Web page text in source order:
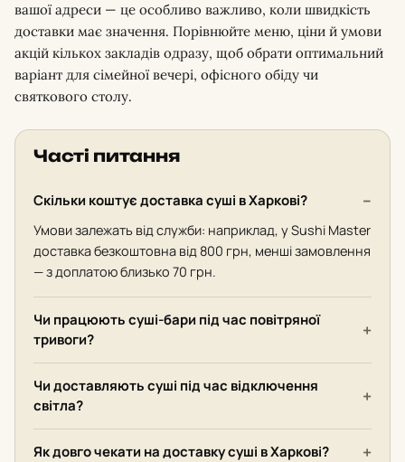
вашої адреси — це особливо важливо, коли швидкість
доставки має значення. Порівнюйте меню, ціни й умови
акцій кількох закладів одразу, щоб обрати оптимальний
варіант для сімейної вечері, офісного обіду чи
святкового столу.
Часті питання
Скільки коштує доставка суші в Харкові?
Умови залежать від служби: наприклад, у Sushi Master
доставка безкоштовна від 800 грн, менші замовлення
— з доплатою близько 70 грн.
Чи працюють суші-бари під час повітряної
тривоги?
Чи доставляють суші під час відключення
світла?
Як довго чекати на доставку суші в Харкові?